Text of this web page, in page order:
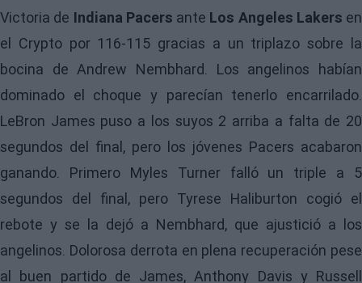
Victoria de Indiana Pacers ante Los Angeles Lakers en
el Crypto por 116-115 gracias a un triplazo sobre la
bocina de Andrew Nembhard. Los angelinos habían
dominado el choque y parecían tenerlo encarrilado.
LeBron James puso a los suyos 2 arriba a falta de 20
segundos del final, pero los jóvenes Pacers acabaron
ganando. Primero Myles Turner falló un triple a 5
segundos del final, pero Tyrese Haliburton cogió el
rebote y se la dejó a Nembhard, que ajustició a los
angelinos. Dolorosa derrota en plena recuperación pese
al buen partido de James, Anthony Davis y Russell